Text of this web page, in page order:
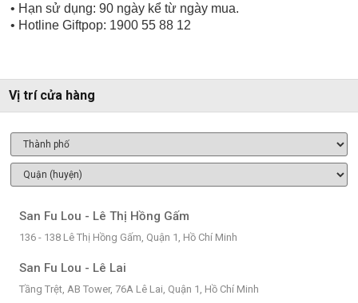
• Hạn sử dụng: 90 ngày kể từ ngày mua.
• Hotline Giftpop: 1900 55 88 12
Vị trí cửa hàng
San Fu Lou - Lê Thị Hồng Gấm
136 - 138 Lê Thị Hồng Gấm, Quận 1, Hồ Chí Minh
San Fu Lou - Lê Lai
Tầng Trệt, AB Tower, 76A Lê Lai, Quận 1, Hồ Chí Minh